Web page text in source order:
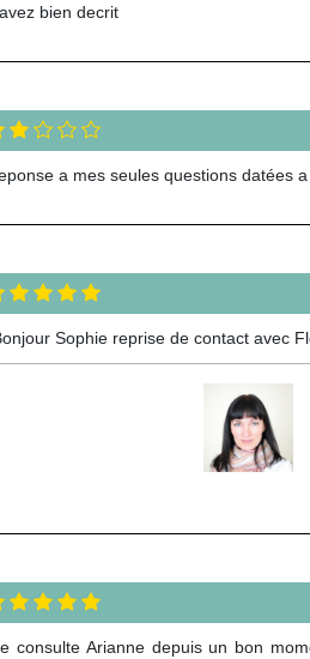
bien decrit
a mes seules questions datées
Sophie reprise de contact avec
consulte Arianne depuis un bon